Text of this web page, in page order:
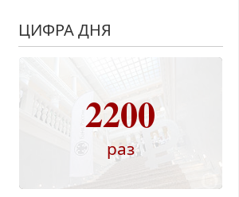
ЦИФРА ДНЯ
2200
раз